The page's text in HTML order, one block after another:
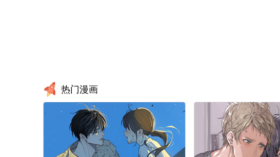
热门漫画